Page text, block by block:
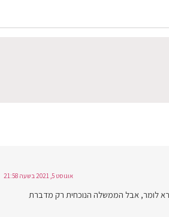
אוגוסט 5, 2021 בשעה 21:58
לומר, אבל הממשלה הנוכחית רק מדברת